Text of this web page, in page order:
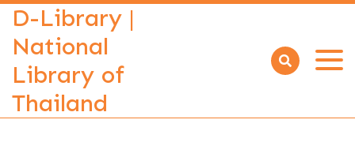
D-Library |
National
Library of
Thailand
Open